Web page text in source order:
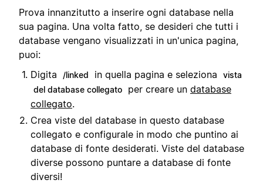
Prova innanzitutto a inserire ogni database nella
sua pagina. Una volta fatto, se desideri che tutti i
database vengano visualizzati in un'unica pagina,
puoi:
Digita
/linked in quella pagina e seleziona
vista
del database collegato
per creare un database
collegato.
Crea viste del database in questo database
collegato e configurale in modo che puntino ai
database di fonte desiderati. Viste del database
diverse possono puntare a database di fonte
diversi!